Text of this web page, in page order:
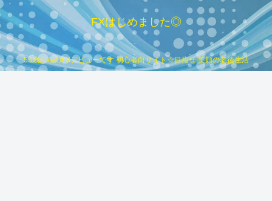
FXはじめました◎
53歳からのFXデビューです 初心者向サイト☆目指せ!笑顔の老後生活